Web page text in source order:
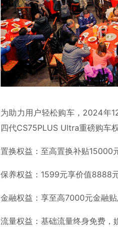
为助力用户轻松购车，2024年
四代CS75PLUS Ultra重磅购车
置换权益：至高置换补贴15000
保养权益：1599元享价值8888
金融权益：享至高7000元金融
流量权益：基础流量终身免费，